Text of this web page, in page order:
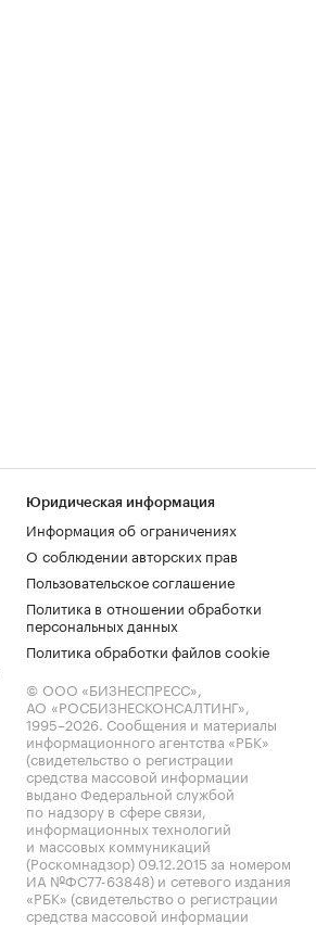
Юридическая информация
Информация об ограничениях
О соблюдении авторских прав
Пользовательское соглашение
Политика в отношении обработки
персональных данных
Политика обработки файлов cookie
© ООО «БИЗНЕСПРЕСС»,
АО «РОСБИЗНЕСКОНСАЛТИНГ»,
1995–2026. Сообщения и материалы
информационного агентства «РБК»
(свидетельство о регистрации
средства массовой информации
выдано Федеральной службой
по надзору в сфере связи,
информационных технологий
и массовых коммуникаций
(Роскомнадзор) 09.12.2015 за номером
ИА №ФС77-63848) и сетевого издания
«РБК» (свидетельство о регистрации
средства массовой информации